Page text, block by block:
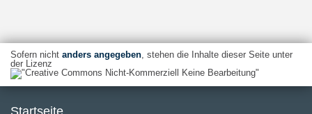
Sofern nicht anders angegeben, stehen die Inhalte dieser Seite unter
der Lizenz
Startseite